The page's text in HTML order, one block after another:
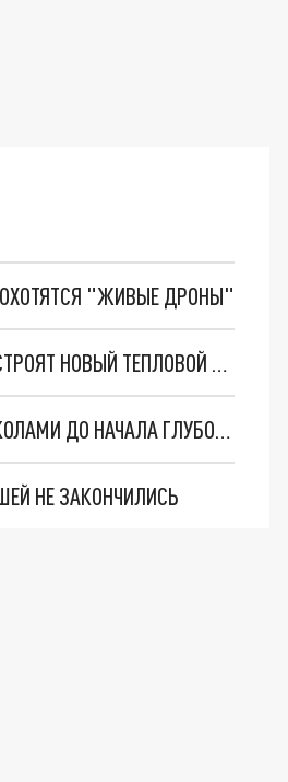
ОХОТЯТСЯ "ЖИВЫЕ ДРОНЫ"
В КРАСНОДАРЕ ДЛЯ ШЕСТИ МНОГОЭТАЖЕК И ОДНОГО ДЕТСАДА ПОСТРОЯТ НОВЫЙ ТЕПЛОВОЙ ПУНКТ
МЭР КРАСНОДАРА ПОРУЧИЛ РАЗОБРАТЬСЯ С ОЧЕРЕДЯМИ ПЕРЕД ШКОЛАМИ ДО НАЧАЛА ГЛУБОКОЙ ОСЕНИ
НЕ ЗАКОНЧИЛИСЬ